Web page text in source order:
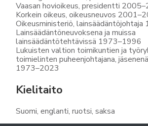
Vaasan hovioikeus, presidentti
Korkein oikeus, oikeusneuvos
Oikeusministeriö,
Lainsäädäntöneuvoksena ja muissa
lainsäädäntötehtävissä 1973–1996
Lukuisten valtion toimikuntien ja
toimielinten puheenjohtajana,
1973–2023
Kielitaito
Suomi, englanti, ruotsi, saksa